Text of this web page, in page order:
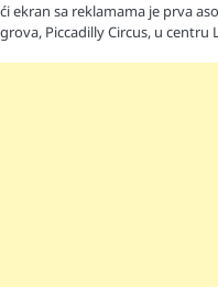
ekran sa reklamama je prva
Piccadilly Circus, u centru